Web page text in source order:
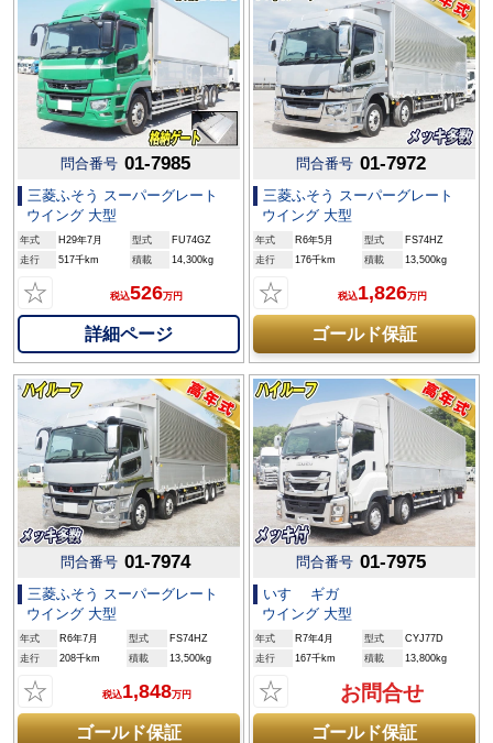
問合番号 01-7985
三菱ふそう スーパーグレート
ウイング 大型
年式 H29年7月 型式
FU74GZ
走行
517千km 積載 14,300kg
☆ 税込526万円
詳細ページ
問合番号 01-7972
三菱ふそう スーパーグレート
ウイング 大型
年式 R6年5月 型式
FS74HZ
走行
176千km 積載 13,500kg
☆ 税込1,826万円
ゴールド保証
問合番号 01-7974
三菱ふそう スーパーグレート
ウイング 大型
年式 R6年7月 型式
FS74HZ
走行
208千km 積載 13,500kg
☆ 税込1,848万円
ゴールド保証
問合番号 01-7975
いすゞ ギガ
ウイング 大型
年式 R7年4月 型式
CYJ77D
走行
167千km 積載 13,800kg
☆ お問合せ
ゴールド保証